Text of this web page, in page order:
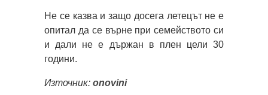
Не се казва и защо досега летецът не е
опитал да се върне при семейството си
и дали не е държан в плен цели 30
години.
Източник: onovini